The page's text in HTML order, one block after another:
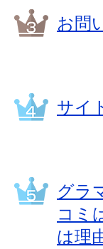
お問
サイ
グラ
コミ
は理